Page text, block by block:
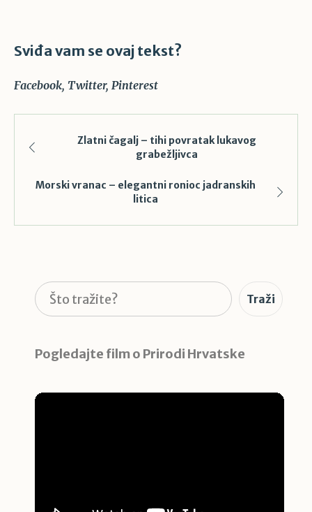
Sviđa vam se ovaj tekst?
Facebook Twitter Pinterest
Zlatni čagalj – tihi povratak lukavog
grabežljivca
Morski vranac – elegantni ronioc jadranskih
litica
Pretraga Traži
Pogledajte film o Prirodi Hrvatske